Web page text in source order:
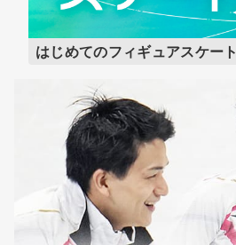
はじめてのフィギュアスケート